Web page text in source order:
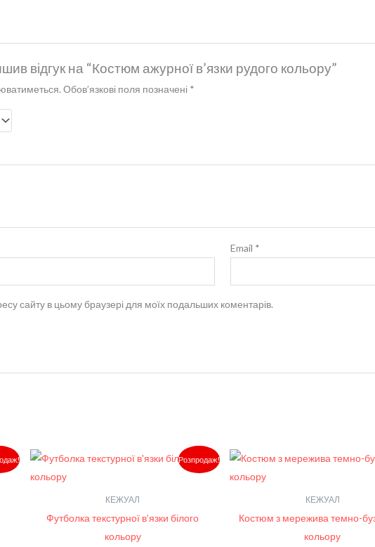
відгук на “Костюм ажурної в’язки рудого кольору”
Обов’язкові поля позначені *
Email *
сайту в цьому браузері для моїх подальших коментарів.
Розпродаж!
КЕЖУАЛ
Футболка текстурної в’язки білого
кольору
Оригінальна
ціна:
Поточна
ціна:
1,200.00₴.
КЕЖУАЛ
Костюм з мережива темно-
кольору
ціна: